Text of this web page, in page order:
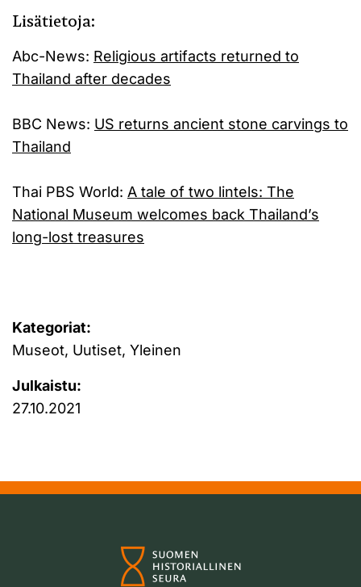
Lisätietoja:
Abc-News: Religious artifacts returned to
Thailand after decades
BBC News: US returns ancient stone carvings to
Thailand
Thai PBS World: A tale of two lintels: The
National Museum welcomes back Thailand’s
long-lost treasures
Kategoriat:
Museot, Uutiset, Yleinen
Julkaistu:
27.10.2021